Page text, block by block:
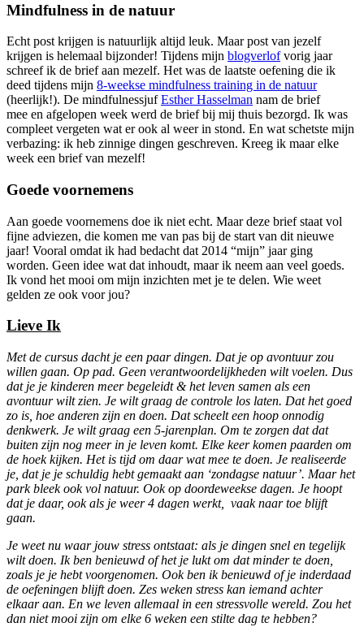
Mindfulness in de natuur
Echt post krijgen is natuurlijk altijd leuk. Maar post van jezelf
krijgen is helemaal bijzonder! Tijdens mijn blogverlofvorig jaar
schreef ik de brief aan mezelf. Het was de laatste oefening die ik
deed tijdens mijn 8-weekse mindfulness training in de natuur
(heerlijk!). De mindfulnessjufEsther Hasselman nam de brief
mee en afgelopen week werd de brief bij mij thuis bezorgd. Ik was
compleet vergeten wat er ook al weer in stond. En wat schetste mijn
verbazing: ik heb zinnige dingen geschreven. Kreeg ik maar elke
week een brief van mezelf!
Goede voornemens
Aan goede voornemens doe ik niet echt. Maar deze brief staat vol
fijne adviezen, die komen me van pas bij de start van dit nieuwe
jaar! Vooral omdat ik had bedacht dat 2014 “mijn” jaar ging
worden. Geen idee wat dat inhoudt, maar ik neem aan veel goeds.
Ik vond het mooi om mijn inzichten met je te delen. Wie weet
gelden ze ook voor jou?
Lieve Ik
Met de cursus dacht je een paar dingen. Dat je op avontuur zou
willen gaan. Op pad. Geen verantwoordelijkheden wilt voelen. Dus
dat je je kinderen meer begeleidt & het leven samen als een
avontuur wilt zien. Je wilt graag de controle los laten. Dat het goed
zo is, hoe anderen zijn en doen. Dat scheelt een hoop onnodig
denkwerk. Je wilt graag een 5-jarenplan. Om te zorgen dat dat
buiten zijn nog meer in je leven komt. Elke keer komen paarden om
de hoek kijken. Het is tijd om daar wat mee te doen. Je realiseerde
je, dat je je schuldig hebt gemaakt aan ‘zondagse natuur’. Maar het
park bleek ook vol natuur. Ook op doordeweekse dagen. Je hoopt
dat je daar, ook als je weer 4 dagen werkt, vaak naar toe blijft
gaan.
Je weet nu waar jouw stress ontstaat: als je dingen snel en tegelijk
wilt doen. Ik ben benieuwd of het je lukt om dat minder te doen,
zoals je je hebt voorgenomen. Ook ben ik benieuwd of je inderdaad
de oefeningen blijft doen. Zes weken stress kan iemand achter
elkaar aan. En we leven allemaal in een stressvolle wereld. Zou het
dan niet mooi zijn om elke 6 weken een stilte dag te hebben?